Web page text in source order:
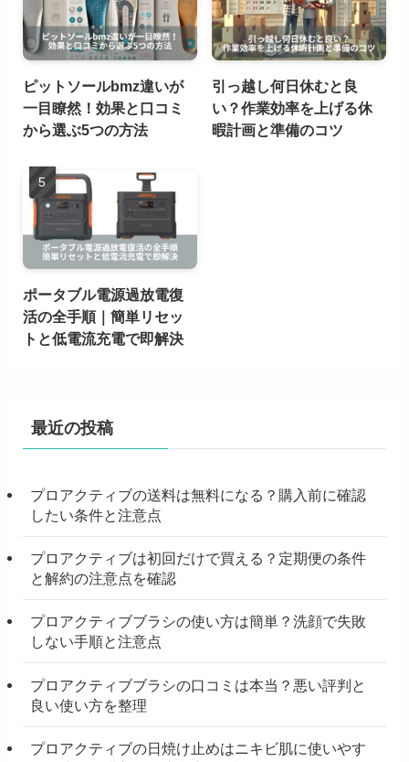
ピットソールbmz違いが
一目瞭然！効果と口コミ
から選ぶ5つの方法
引っ越し何日休むと良
い？作業効率を上げる休
暇計画と準備のコツ
ポータブル電源過放電復
活の全手順｜簡単リセッ
トと低電流充電で即解決
最近の投稿
プロアクティブの送料は無料になる？購入前に確認
したい条件と注意点
プロアクティブは初回だけで買える？定期便の条件
と解約の注意点を確認
プロアクティブブラシの使い方は簡単？洗顔で失敗
しない手順と注意点
プロアクティブブラシの口コミは本当？悪い評判と
良い使い方を整理
プロアクティブの日焼け止めはニキビ肌に使いやす